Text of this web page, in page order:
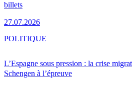
billets
27.07.2026
L’Espagne sous pression : la crise
Schengen à l’épreuve
POLITIQUE